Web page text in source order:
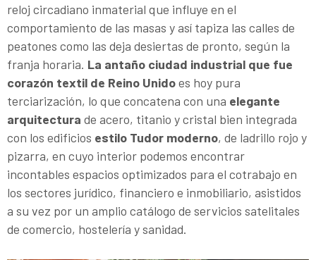
reloj circadiano inmaterial que influye en el
comportamiento de las masas y así tapiza las calles de
peatones como las deja desiertas de pronto, según la
franja horaria. La antaño ciudad industrial que fue
corazón textil de Reino Unidoes hoy pura
terciarización, lo que concatena con una elegante
arquitectura de acero, titanio y cristal bien integrada
con los edificios estilo Tudor moderno, de ladrillo rojo y
pizarra, en cuyo interior podemos encontrar
incontables espacios optimizados para el cotrabajo en
los sectores jurídico, financiero e inmobiliario, asistidos
a su vez por un amplio catálogo de servicios satelitales
de comercio, hostelería y sanidad.